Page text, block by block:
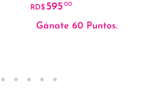
era: RD$1,495.00.
actual es: RD$1,195.00.
RD$ 595.00
Gánate 60 Puntos.